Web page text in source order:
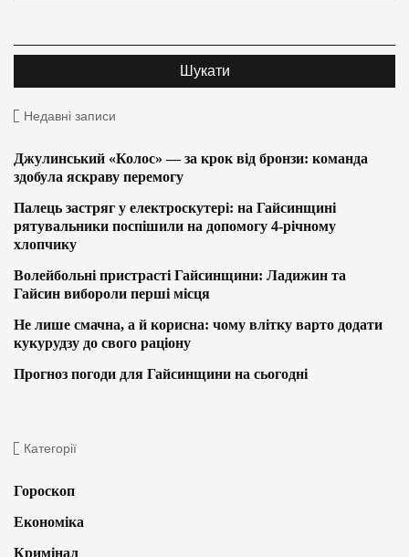
Недавні записи
Джулинський «Колос» — за крок від бронзи: команда
здобула яскраву перемогу
Палець застряг у електроскутері: на Гайсинщині
рятувальники поспішили на допомогу 4-річному
хлопчику
Волейбольні пристрасті Гайсинщини: Ладижин та
Гайсин вибороли перші місця
Не лише смачна, а й корисна: чому влітку варто додати
кукурудзу до свого раціону
Прогноз погоди для Гайсинщини на сьогодні
Категорії
Гороскоп
Економіка
Кримінал